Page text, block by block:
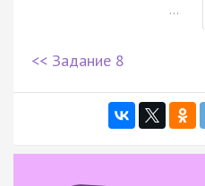
...
<< Задание 8